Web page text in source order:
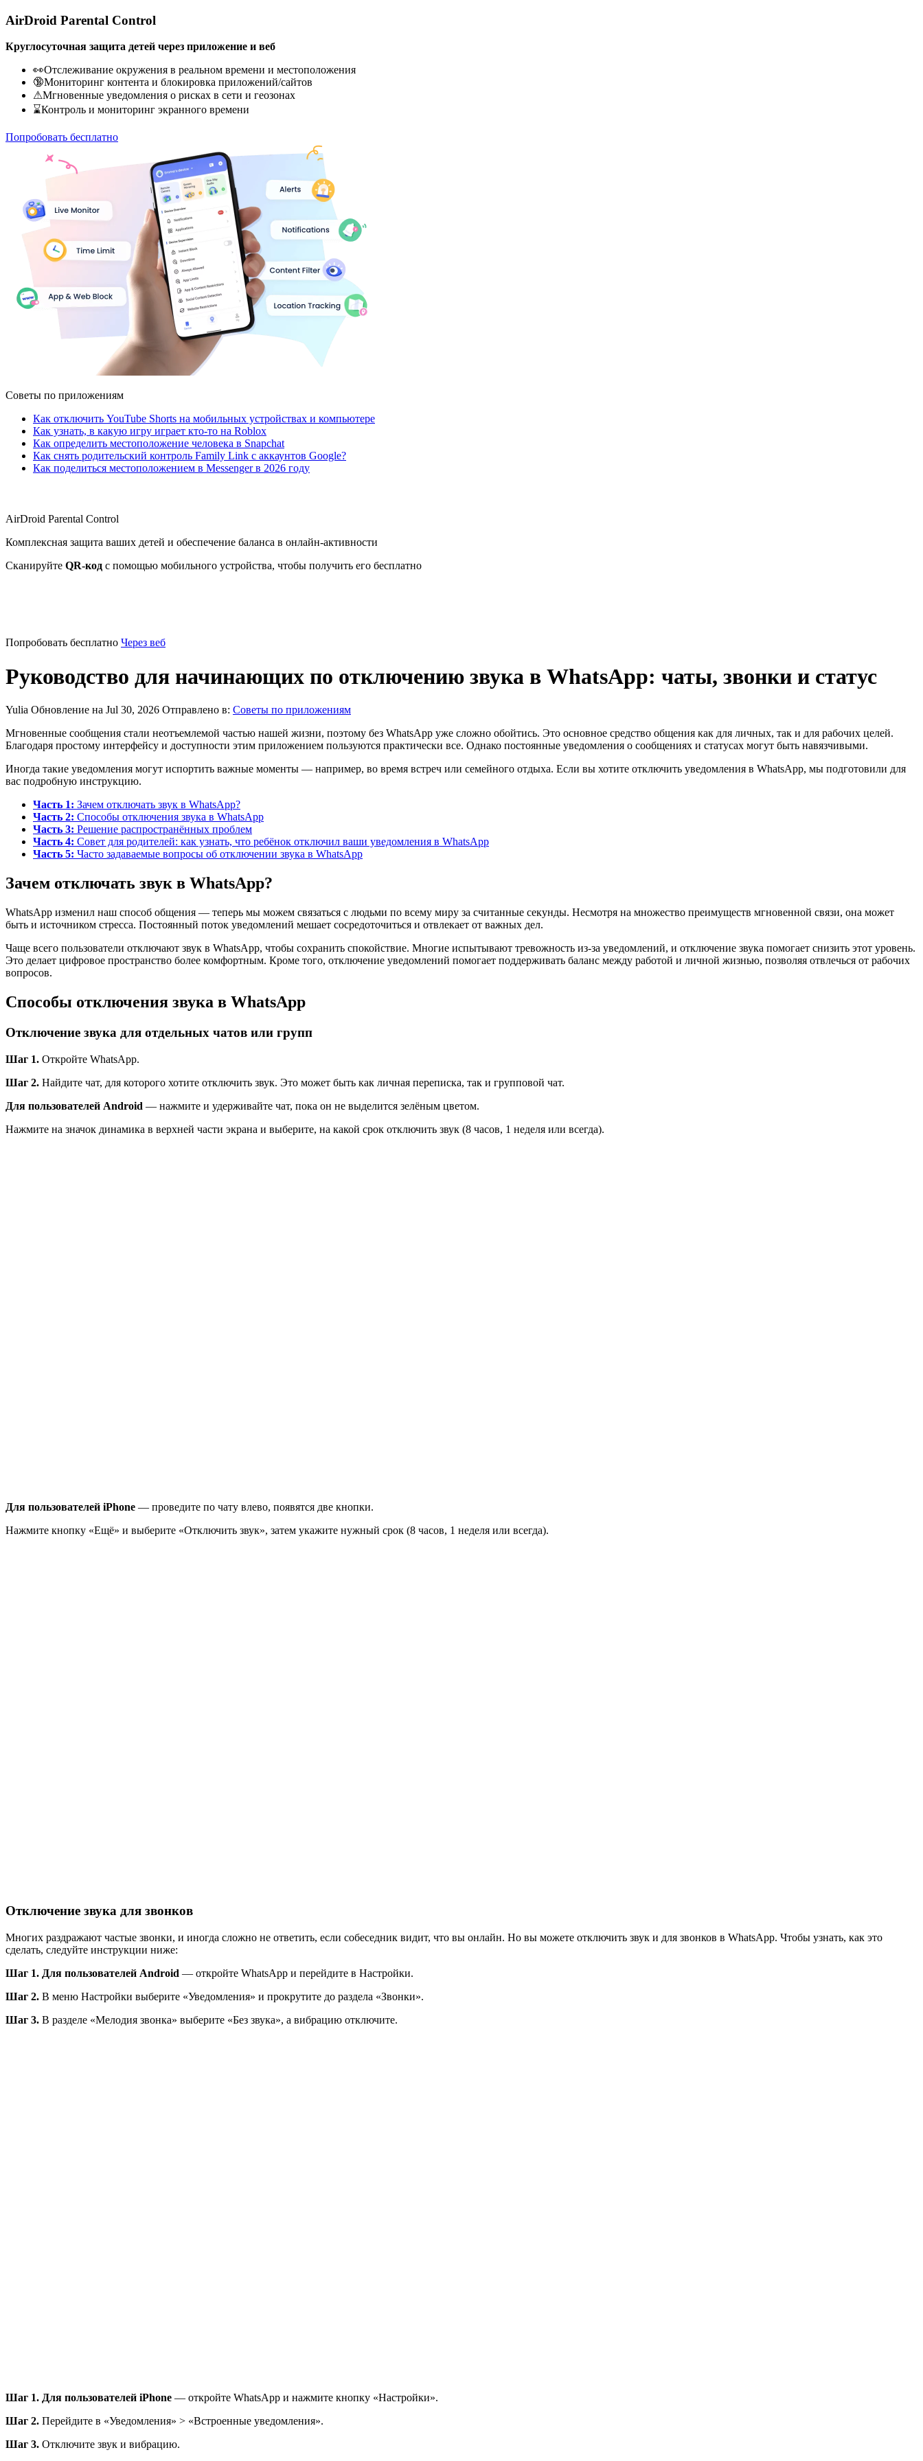
AirDroid Parental Control
Круглосуточная защита детей через приложение и веб
👀Отслеживание окружения в реальном времени и местоположения
🔞Мониторинг контента и блокировка приложений/сайтов
⚠Мгновенные уведомления о рисках в сети и геозонах
⌛Контроль и мониторинг экранного времени
Попробовать бесплатно
Советы по приложениям
Как отключить YouTube Shorts на мобильных устройствах и компьютере
Как узнать, в какую игру играет кто-то на Roblox
Как определить местоположение человека в Snapchat
Как снять родительский контроль Family Link с аккаунтов Google?
Как поделиться местоположением в Messenger в 2026 году
AirDroid Parental Control
Комплексная защита ваших детей и обеспечение баланса в онлайн-активности
Сканируйте QR-код с помощью мобильного устройства, чтобы получить его бесплатно
Попробовать бесплатно Через веб
Руководство для начинающих по отключению звука в WhatsApp: чаты, звонки и статус
Yulia Обновление на Jul 30, 2026 Отправлено в: Советы по приложениям
Мгновенные сообщения стали неотъемлемой частью нашей жизни, поэтому без WhatsApp уже сложно обойтись. Это основное средство общения как для личных, так и для рабочих целей.
Благодаря простому интерфейсу и доступности этим приложением пользуются практически все. Однако постоянные уведомления о сообщениях и статусах могут быть навязчивыми.
Иногда такие уведомления могут испортить важные моменты — например, во время встреч или семейного отдыха. Если вы хотите отключить уведомления в WhatsApp, мы подготовили для
вас подробную инструкцию.
Часть 1: Зачем отключать звук в WhatsApp?
Часть 2: Способы отключения звука в WhatsApp
Часть 3: Решение распространённых проблем
Часть 4: Совет для родителей: как узнать, что ребёнок отключил ваши уведомления в WhatsApp
Часть 5: Часто задаваемые вопросы об отключении звука в WhatsApp
Зачем отключать звук в WhatsApp?
WhatsApp изменил наш способ общения — теперь мы можем связаться с людьми по всему миру за считанные секунды. Несмотря на множество преимуществ мгновенной связи, она может
быть и источником стресса. Постоянный поток уведомлений мешает сосредоточиться и отвлекает от важных дел.
Чаще всего пользователи отключают звук в WhatsApp, чтобы сохранить спокойствие. Многие испытывают тревожность из-за уведомлений, и отключение звука помогает снизить этот уровень.
Это делает цифровое пространство более комфортным. Кроме того, отключение уведомлений помогает поддерживать баланс между работой и личной жизнью, позволяя отвлечься от рабочих
вопросов.
Способы отключения звука в WhatsApp
Отключение звука для отдельных чатов или групп
Шаг 1. Откройте WhatsApp.
Шаг 2. Найдите чат, для которого хотите отключить звук. Это может быть как личная переписка, так и групповой чат.
Для пользователей Android — нажмите и удерживайте чат, пока он не выделится зелёным цветом.
Нажмите на значок динамика в верхней части экрана и выберите, на какой срок отключить звук (8 часов, 1 неделя или всегда).
Для пользователей iPhone — проведите по чату влево, появятся две кнопки.
Нажмите кнопку «Ещё» и выберите «Отключить звук», затем укажите нужный срок (8 часов, 1 неделя или всегда).
Отключение звука для звонков
Многих раздражают частые звонки, и иногда сложно не ответить, если собеседник видит, что вы онлайн. Но вы можете отключить звук и для звонков в WhatsApp. Чтобы узнать, как это
сделать, следуйте инструкции ниже:
Шаг 1. Для пользователей Android — откройте WhatsApp и перейдите в Настройки.
Шаг 2. В меню Настройки выберите «Уведомления» и прокрутите до раздела «Звонки».
Шаг 3. В разделе «Мелодия звонка» выберите «Без звука», а вибрацию отключите.
Шаг 1. Для пользователей iPhone — откройте WhatsApp и нажмите кнопку «Настройки».
Шаг 2. Перейдите в «Уведомления» > «Встроенные уведомления».
Шаг 3. Отключите звук и вибрацию.